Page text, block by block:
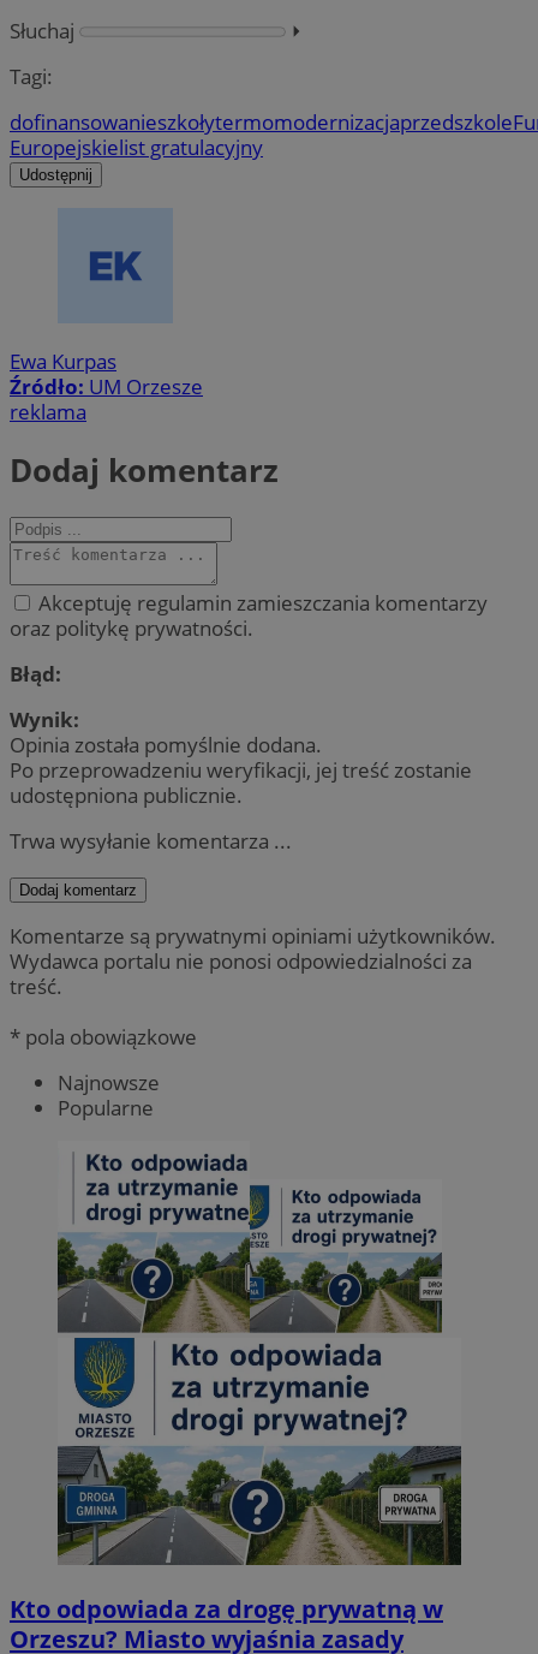
Słuchaj
⏵︎
Tagi:
dofinansowanieszkołytermomodernizacjaprzedszkole
Europejskielist gratulacyjny
Udostępnij
Ewa Kurpas
Źródło: UM Orzesze
reklama
Dodaj komentarz
Akceptuję regulamin zamieszczania komentarzy
oraz politykę prywatności.
Błąd:
Wynik:
Opinia została pomyślnie dodana.
Po przeprowadzeniu weryfikacji, jej treść zostanie
udostępniona publicznie.
Trwa wysyłanie komentarza ...
Dodaj komentarz
Komentarze są prywatnymi opiniami użytkowników.
Wydawca portalu nie ponosi odpowiedzialności za
treść.
* pola obowiązkowe
Najnowsze
Popularne
Kto odpowiada za drogę prywatną w
Orzeszu? Miasto wyjaśnia zasady